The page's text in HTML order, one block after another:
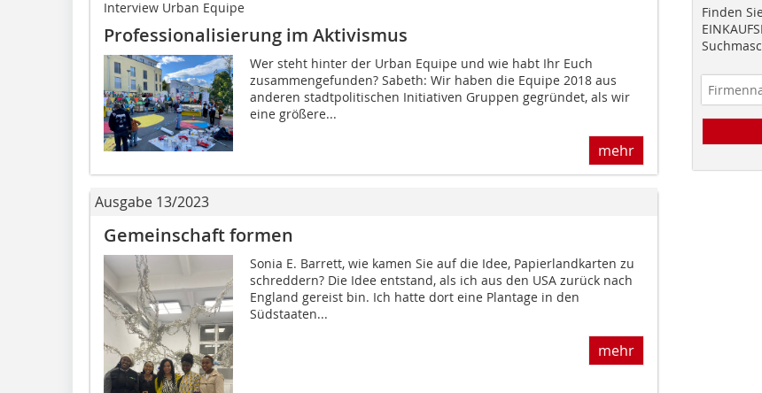
Interview Urban Equipe
Professionalisierung im Aktivismus
Wer steht hinter der Urban Equipe und wie habt Ihr Euch
zusammengefunden? Sabeth: Wir haben die Equipe 2018 aus
anderen stadtpolitischen Initiativen Gruppen gegründet, als wir
eine größere...
mehr
Ausgabe 13/2023
Gemeinschaft formen
Sonia E. Barrett, wie kamen Sie auf die Idee, Papierlandkarten zu
schreddern? Die Idee entstand, als ich aus den USA zurück nach
England gereist bin. Ich hatte dort eine Plantage in den
Südstaaten...
mehr
Finden